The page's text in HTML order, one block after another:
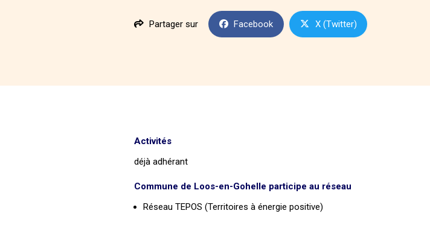
Partager sur Facebook X (Twitter)
Activités
déjà adhérant
Commune de Loos-en-Gohelle participe au réseau
Réseau TEPOS (Territoires à énergie positive)